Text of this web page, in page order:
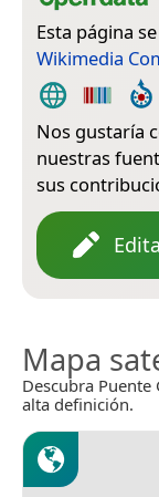
Esta página
Wikimedia
Nos gustaría
nuestras
sus
Mapa
Descubra
alta definición.